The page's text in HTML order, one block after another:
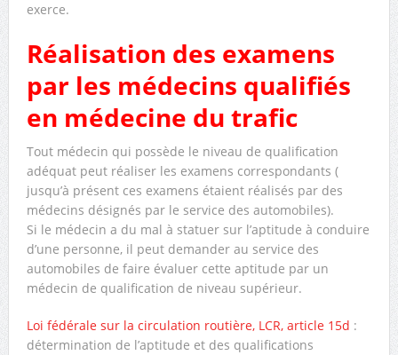
exerce.
Réalisation des examens
par les médecins qualifiés
en médecine du trafic
Tout médecin qui possède le niveau de qualification
adéquat peut réaliser les examens correspondants (
jusqu’à présent ces examens étaient réalisés par des
médecins désignés par le service des automobiles).
Si le médecin a du mal à statuer sur l’aptitude à conduire
d’une personne, il peut demander au service des
automobiles de faire évaluer cette aptitude par un
médecin de qualification de niveau supérieur.
Loi fédérale sur la circulation routière, LCR, article 15d :
détermination de l’aptitude et des qualifications